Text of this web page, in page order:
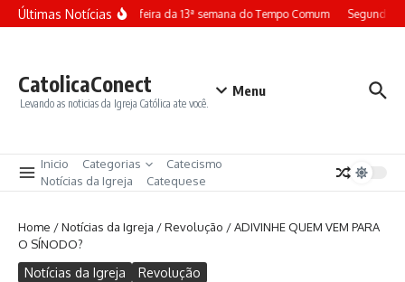
Ir para o conteúdo
Últimas NotíciasTerça-feira da 13ª semana do Tempo Comum Segunda-
CatolicaConect
Levando as noticias da Igreja Católica ate você.
Menu
Inicio Categorias
Catecismo
Notícias da Igreja
Catequese
Home /Notícias da Igreja /Revolução /ADIVINHE QUEM VEM PARA
O SÍNODO?
Notícias da Igreja Revolução